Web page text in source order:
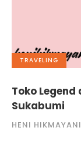
TRAVELING
Toko
Sukabumi
HENI